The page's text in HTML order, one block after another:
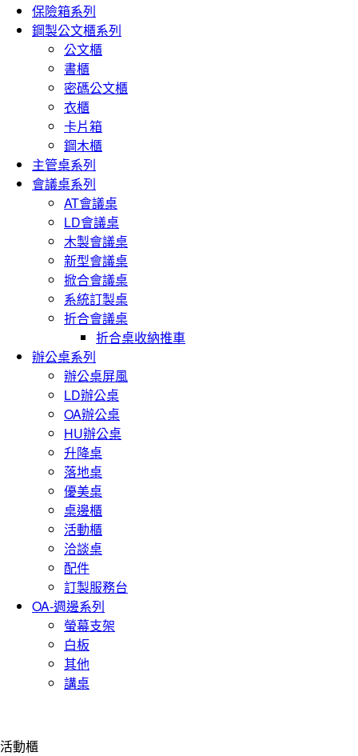
保險箱系列
鋼製公文櫃系列
公文櫃
書櫃
密碼公文櫃
衣櫃
卡片箱
鋼木櫃
主管桌系列
會議桌系列
AT會議桌
LD會議桌
木製會議桌
新型會議桌
掀合會議桌
系統訂製桌
折合會議桌
折合桌收納推車
辦公桌系列
辦公桌屏風
LD辦公桌
OA辦公桌
HU辦公桌
升降桌
落地桌
優美桌
桌邊櫃
活動櫃
洽談桌
配件
訂製服務台
OA-週邊系列
螢幕支架
白板
其他
講桌
活動櫃